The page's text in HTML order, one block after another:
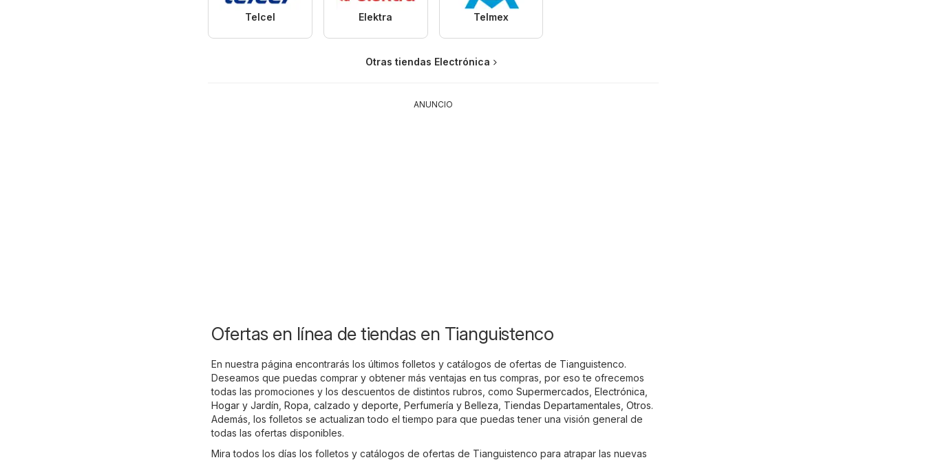
Telcel Elektra Telmex
Otras tiendas Electrónica
ANUNCIO
Ofertas en línea de tiendas en Tianguistenco
En nuestra página encontrarás los últimos folletos y catálogos de ofertas de Tianguistenco.
Deseamos que puedas comprar y obtener más ventajas en tus compras, por eso te ofrecemos
todas las promociones y los descuentos de distintos rubros, como Supermercados Electrónica
Hogar y Jardín Ropa, calzado y deporte Perfumería y Belleza Tiendas Departamentales Otros.
Además, los folletos se actualizan todo el tiempo para que puedas tener una visión general de
todas las ofertas disponibles.
Mira todos los días los folletos y catálogos de ofertas de Tianguistenco para atrapar las nuevas